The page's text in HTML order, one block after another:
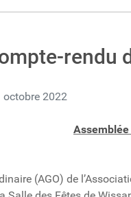
rendu
octobre 2022
(AGO) de